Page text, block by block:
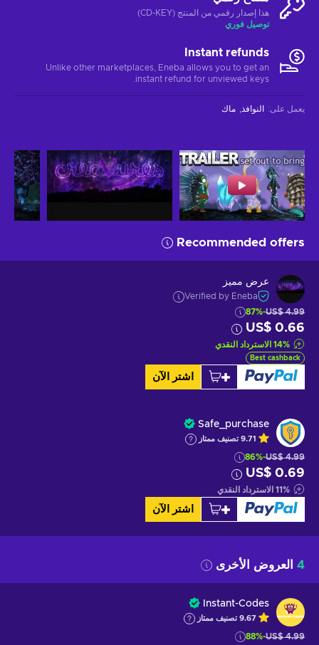
هذا إصدار رقمي من المنتج (CD-KEY)
توصيل فوري
Instant refunds
Unlike other marketplaces, Eneba allows you to get an
instant refund for unviewed keys.
يعمل على: النوافذ ماك
Recommended offers
عرض مميز
Verified by Eneba
US$ 4.99
-87%
US$ 0.66
14% الاسترداد النقدي
Best cashback
اشتر الآن
Safe_purchase
9.71 تصنيف ممتاز
US$ 4.99
-86%
US$ 0.69
11% الاسترداد النقدي
اشتر الآن
4 العروض الأخرى
Instant-Codes
9.67 تصنيف ممتاز
US$ 4.99
-88%